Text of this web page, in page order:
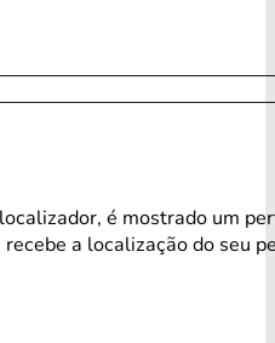
é mostrado um
a localização do seu